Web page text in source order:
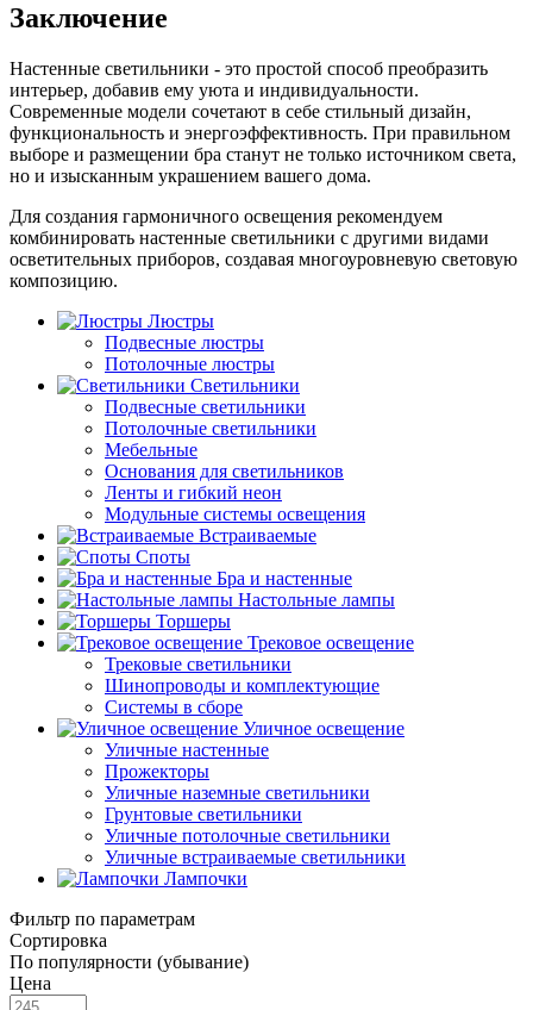
Заключение
Настенные светильники - это простой способ преобразить
интерьер, добавив ему уюта и индивидуальности.
Современные модели сочетают в себе стильный дизайн,
функциональность и энергоэффективность. При правильном
выборе и размещении бра станут не только источником света,
но и изысканным украшением вашего дома.
Для создания гармоничного освещения рекомендуем
комбинировать настенные светильники с другими видами
осветительных приборов, создавая многоуровневую световую
композицию.
Люстры
Подвесные люстры
Потолочные люстры
Светильники
Подвесные светильники
Потолочные светильники
Мебельные
Основания для светильников
Ленты и гибкий неон
Модульные системы освещения
Встраиваемые
Споты
Бра и настенные
Настольные лампы
Торшеры
Трековое освещение
Трековые светильники
Шинопроводы и комплектующие
Системы в сборе
Уличное освещение
Уличные настенные
Прожекторы
Уличные наземные светильники
Грунтовые светильники
Уличные потолочные светильники
Уличные встраиваемые светильники
Лампочки
Фильтр по параметрам
Сортировка
По популярности (убывание)
Цена